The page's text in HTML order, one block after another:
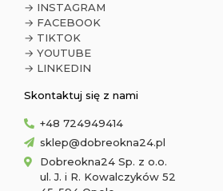
→ INSTAGRAM
→ FACEBOOK
→ TIKTOK
→ YOUTUBE
→ LINKEDIN
Skontaktuj się z nami
+48 724949414
sklep@dobreokna24.pl
Dobreokna24 Sp. z o.o.
ul. J. i R. Kowalczyków 52